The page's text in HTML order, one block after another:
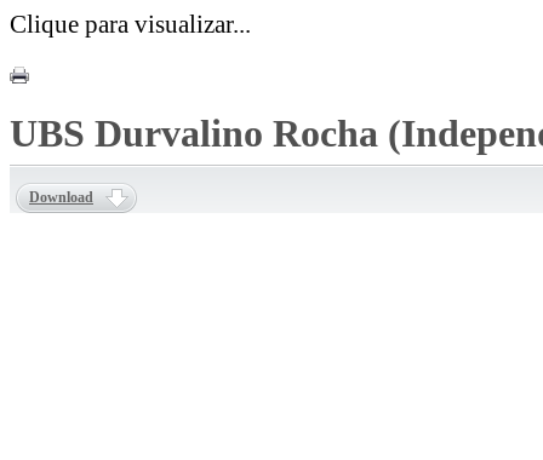
Clique para visualizar...
UBS Durvalino Rocha
Download